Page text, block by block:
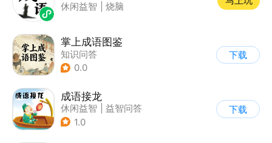
休闲益智 烧脑
掌上成语图鉴
知识问答
0.0
下载
成语接龙
休闲益智
益智问答
| 成语
1.0
下载